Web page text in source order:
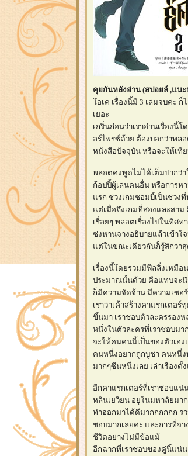
คุยกันหลังอ่าน (สปอยล์ ,แนะ
อเค เรื่องนี้มี 3 เล่มจบค่ะ ก็
เยอะ
เกริ่นก่อนว่าเราอ่านเรื่องนี้
อร์ไพรซ์ด้วย ต้องบอกว่าพล
หนังสือปัจจุบัน หรือจะให้เที
พลอตคงพูดไม่ได้เต็มปากว่
ก้อปปี้ผู้เล่นคนอื่น หรือการห
รก ช่วงเกมซอมบี้เป็นช่วงที่
ต่เมื่อถึงเกมที่สองและสาม
เรื่อยๆ พลอตเรื่องไปในทิศท
ซ่งหานจางอธิบายแล้วเข้า
ต่ในขณะเดียวกันก็รู้สึกว่าสุ
เรื่องนี้โดยรวมมีฟีลลิ่งเหมื
ประมาณนั้นด้วย คือแทบจะนึ
ก็มีความจัดจ้าน มีความเซ
เราว่าเค้าสร้างคาแรกเต
ขึ้นมา เราชอบตัวละครรองห
หนึ่งในตัวละครที่เราชอบม
จะให้คนคนนี้เป็นของตัวเอ
คนหนึ่งอยากถูกบูชา คนหนึ่
มากๆซีนหนึ่งเลย เล่าเรือง
อีกคาแรกเตอร์ที่เราชอบแน่
หลินเยวียน อยูในมหาลัยมา
ทำออกมาได้ดีมากกกกกก รว
ชอบมากเลยค่ะ และการที่จ
ชีวิตอย่างไม่มีข้อแม้
อีกฉากที่เราชอบของคู่นี้แน่